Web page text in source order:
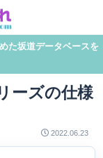
た坂道データベースを
ーズの仕様
2022.06.23